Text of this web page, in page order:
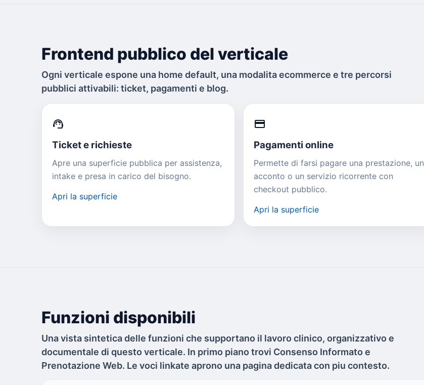
Frontend pubblico del verticale
Ogni verticale espone una home default, una modalita ecommerce e tre percorsi
pubblici attivabili: ticket, pagamenti e blog.
support_agent
Ticket e richieste
Apre una superficie pubblica per assistenza,
intake e presa in carico del bisogno.
Apri la superficie
credit_card
Pagamenti online
Permette di farsi pagare una prestazione, un
acconto o un servizio ricorrente con
checkout pubblico.
Apri la superficie
Funzioni disponibili
Una vista sintetica delle funzioni che supportano il lavoro clinico, organizzativo e
documentale di questo verticale. In primo piano trovi Consenso Informato e
Prenotazione Web. Le voci linkate aprono una pagina dedicata con piu contesto.